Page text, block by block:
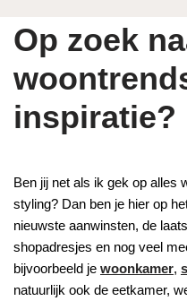
Op zoek
inspiratie?
Ben jij net als ik gek op alles
styling? Dan ben je hier op
nieuwste aanwinsten, de
shopadresjes en nog veel
bijvoorbeeld je woonkamer,
natuurlijk ook de eetkamer,